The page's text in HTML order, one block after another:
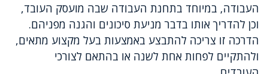
העבודה, במיוחד בתחנת העבודה שבה מועסק העובד,
וכן להדריך אותו בדבר מניעת סיכונים והגנה מפניהם.
הדרכה זו צריכה להתבצע באמצעות בעל מקצוע מתאים,
ולהתקיים לפחות אחת לשנה או בהתאם לצורכי